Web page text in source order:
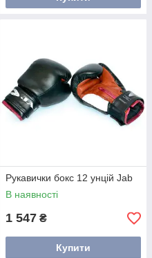
Рукавички бокс 12 унцій Jab
В наявності
1 547 ₴
Купити